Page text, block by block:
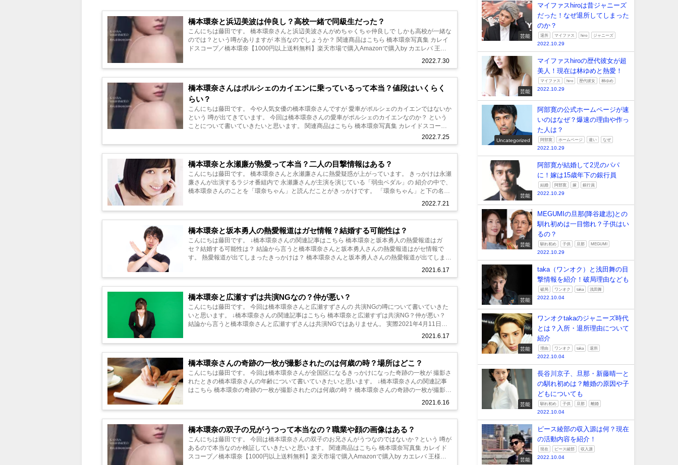
橋本環奈と浜辺美波は仲良し？高校一緒で同級生だった？
2022.7.30
こんにちは藤田です。 橋本環奈さんと浜辺美波さんがめちゃくちゃ仲良しで しかも高校が一緒な
のでは？という噂がありますが 本当なのでしょうか？ 関連商品はこちら 橋本環奈写真集 カレイ
ドスコープ／橋本環奈【1000円以上送料無料】楽天市場で購入Amazonで購入by カエレバ 王様
橋本環奈さんはポルシェのカイエンに乗っているって本当？値段はいくらく
らい？
2022.7.25
こんにちは藤田です。 今や人気女優の橋本環奈さんですが 愛車がポルシェのカイエンではないか
という 噂が出てきています。 今回は橋本環奈さんの愛車がポルシェのカイエンなのか？ という
ことについて書いていきたいと思います。 関連商品はこちら 橋本環奈写真集 カレイドスコープ
橋本環奈と永瀬廉が熱愛って本当？二人の目撃情報はある？
2022.7.21
こんにちは藤田です。 橋本環奈さんと永瀬廉さんに熱愛疑惑が上がっています。 きっかけは永瀬
廉さんが出演するラジオ番組内で 永瀬廉さんが主演を演じている「弱虫ペダル」の 紹介の中で、
橋本環奈さんのことを「環奈ちゃん」と読んだことがきっかけです。 「環奈ちゃん」と下の名前
橋本環奈と坂本勇人の熱愛報道はガセ情報？結婚する可能性は？
2021.6.17
こんにちは藤田です。 ↓橋本環奈さんの関連記事はこちら 橋本環奈と坂本勇人の熱愛報道はガ
セ？結婚する可能性は？ 結論から言うと橋本環奈さんと坂本勇人さんの熱愛報道はがセ情報で
す。 熱愛報道が出てしまったきっかけは？ 橋本環奈さんと坂本勇人さんの熱愛報道が出てしまっ
橋本環奈と広瀬すずは共演NGなの？仲が悪い？
2021.6.17
こんにちは藤田です。 今回は橋本環奈さんと広瀬すずさんの 共演NGの噂について書いていきた
いと思います。 ↓橋本環奈さんの関連記事はこちら 橋本環奈と広瀬すずは共演NG？仲が悪い？
結論から言うと橋本環奈さんと広瀬すずさんは共演NGではありません。 実際2021年4月11日に
橋本環奈さんの奇跡の一枚が撮影されたのは何歳の時？場所はどこ？
2021.6.16
こんにちは藤田です。 今回は橋本環奈さんが全国区になるきっかけになった奇跡の一枚が 撮影さ
れたときの橋本環奈さんの年齢について書いていきたいと思います。 ↓橋本環奈さんの関連記事
はこちら 橋本環奈の奇跡の一枚が撮影されたのは何歳の時？ 橋本環奈さんの奇跡の一枚が撮影さ
橋本環奈の双子の兄がうつって本当なの？職業や顔の画像はある？
こんにちは藤田です。 今回は橋本環奈さんの双子のお兄さんがうつなのではないか？という 噂が
あるので本当なのか検証していきたいと思います。 関連商品はこちら 橋本環奈写真集 カレイド
スコープ／橋本環奈【1000円以上送料無料】楽天市場で購入Amazonで購入by カエレバ 王様に
芸能
マイファスhiroは昔ジャニーズ
だった！なぜ退所してしまった
のか？
退所 マイファス hiro ジャニーズ
2022.10.29
芸能
マイファスhiroの歴代彼女が超
美人！現在は林ゆめと熱愛！
マイファス hiro 歴代彼女 林ゆめ
2022.10.29
Uncategorized
阿部寛の公式ホームページが速
いのはなぜ？爆速の理由や作っ
た人は？
阿部寛 ホームページ 速い なぜ
2022.10.29
芸能
阿部寛が結婚して2児のパパ
に！嫁は15歳年下の銀行員
結婚 阿部寛 嫁 銀行員
2022.10.29
芸能
MEGUMIの旦那(降谷建志)との
馴れ初めは一目惚れ？子供はい
るの？
馴れ初め 子供 旦那 MEGUMI
2022.10.29
芸能
taka（ワンオク）と浅田舞の目
撃情報を紹介！破局理由なども
破局 ワンオク taka 浅田舞
2022.10.04
芸能
ワンオクtakaのジャニーズ時代
とは？入所・退所理由について
紹介
理由 ワンオク taka 退所
2022.10.04
芸能
長谷川京子、旦那・新藤晴一と
の馴れ初めは？離婚の原因や子
どもについても
馴れ初め 子供 旦那 離婚
2022.10.04
芸能
ピース綾部の収入源は何？現在
の活動内容を紹介！
現在 ピース綾部 収入源
2022.10.04